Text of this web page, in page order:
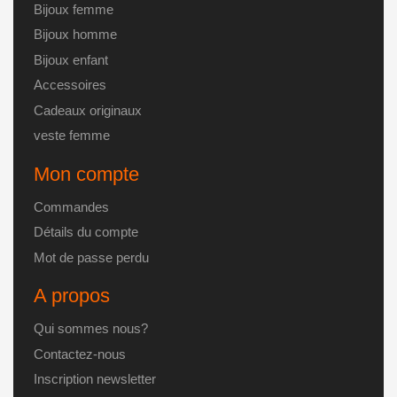
Bijoux femme
Bijoux homme
Bijoux enfant
Accessoires
Cadeaux originaux
veste femme
Mon compte
Commandes
Détails du compte
Mot de passe perdu
A propos
Qui sommes nous?
Contactez-nous
Inscription newsletter